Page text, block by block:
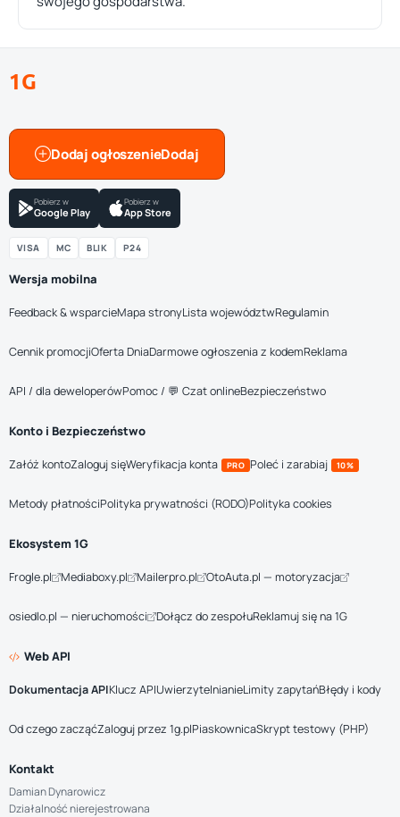
1G
Dodaj ogłoszenie
Pobierz w
Google Play
Pobierz w
App Store
VISA MC BLIK P24
Wersja mobilna
Feedback & wsparcieMapa stronyLista województwRegulamin
Cennik promocjiOferta DniaDarmowe ogłoszenia z kodemReklama
API / dla deweloperówPomoc / 💬 Czat onlineBezpieczeństwo
Konto i Bezpieczeństwo
Załóż kontoZaloguj sięWeryfikacja konta PRO Poleć i zarabiaj 10%
Metody płatnościPolityka prywatności (RODO)Polityka cookies
Ekosystem 1G
Frogle.pl Mediaboxy.pl Mailerpro.pl OtoAuta.pl — motoryzacja
osiedlo.pl — nieruchomości Dołącz do zespołuReklamuj się na 1G
Web API
Dokumentacja APIKlucz APIUwierzytelnianieLimity zapytańBłędy i kody
Od czego zacząćZaloguj przez 1g.plPiaskownicaSkrypt testowy (PHP)
Kontakt
Damian Dynarowicz
Działalność nierejestrowana